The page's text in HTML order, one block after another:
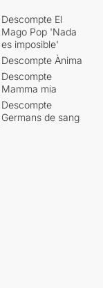
Descompte El
Mago Pop 'Nada
es imposible'
Descompte Ànima
Descompte
Mamma mia
Descompte
Germans de sang